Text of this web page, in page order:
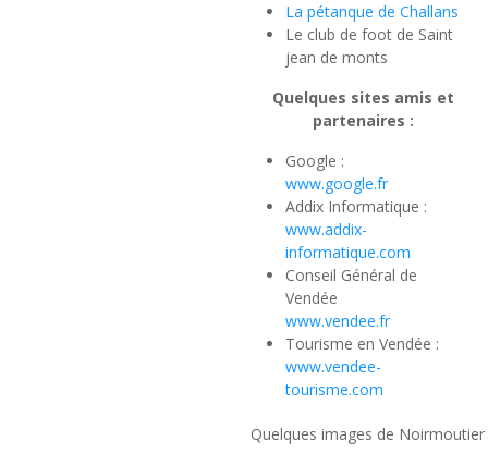
La pétanque de Challans
Le club de foot de Saint
jean de monts
Quelques sites amis et
partenaires :
Google :
www.google.fr
Addix Informatique :
www.addix-
informatique.com
Conseil Général de
Vendée
www.vendee.fr
Tourisme en Vendée :
www.vendee-
tourisme.com
Quelques images de Noirmoutier